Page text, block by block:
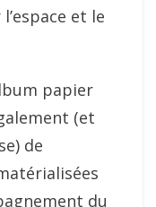
et le
papier
(et
de
du